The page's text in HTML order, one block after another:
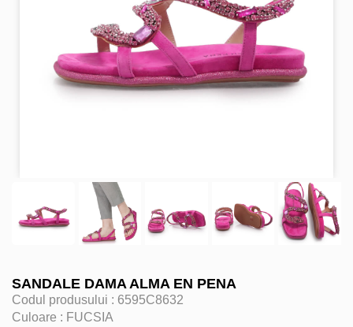
SANDALE DAMA ALMA EN PENA
Codul produsului : 6595C8632
Culoare : FUCSIA